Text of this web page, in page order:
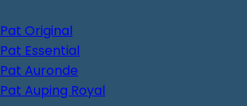
Pat Original
Pat Essential
Pat Auronde
Pat Auping Royal